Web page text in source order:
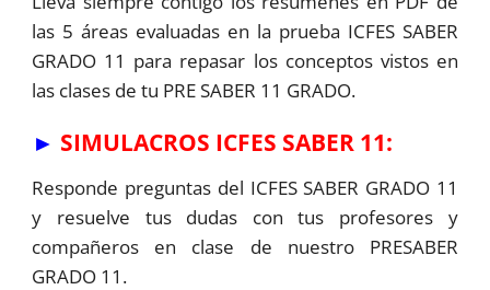
las 5 áreas evaluadas en la prueba ICFES SABER
GRADO 11 para repasar los conceptos vistos en
las clases de tu PRE SABER 11 GRADO.
► SIMULACROS ICFES SABER 11:
Responde preguntas del ICFES SABER GRADO 11
y resuelve tus dudas con tus profesores y
compañeros en clase de nuestro PRESABER
GRADO 11.